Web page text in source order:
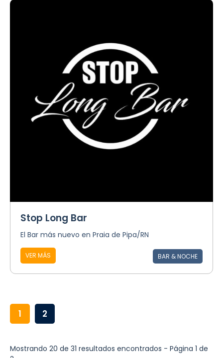
Stop Long Bar
El Bar más nuevo en Praia de Pipa/RN
VER MÁS BAR & NOCHE
1 2
Mostrando 20 de 31 resultados encontrados - Página 1 de